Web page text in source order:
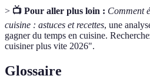
> 📺 Pour aller plus loin : Comment
cuisine : astuces et recettes, une
gagner du temps en cuisine.
cuisiner plus vite 2026".
Glossaire